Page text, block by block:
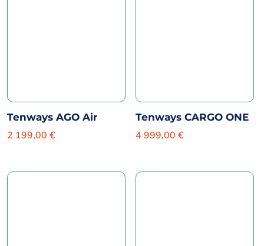
Tenways AGO Air
2 199,00 €
Tenways CARGO ONE
4 999,00 €